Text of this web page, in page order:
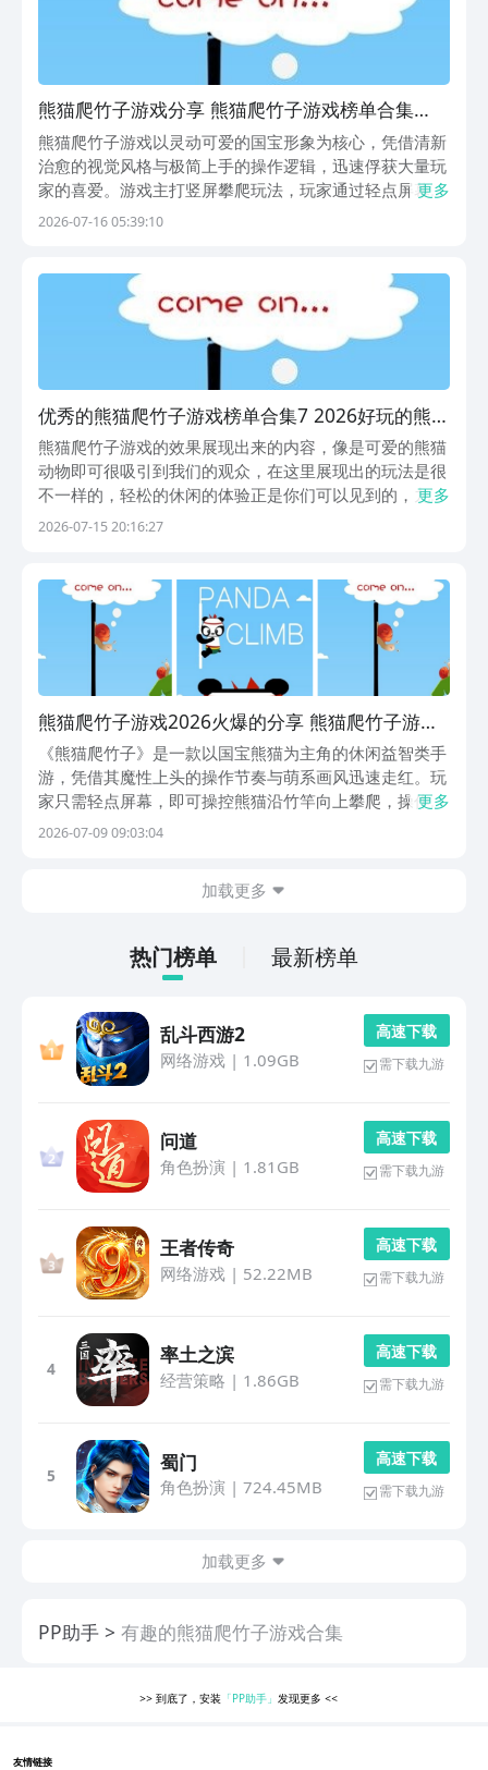
熊猫爬竹子游戏分享 熊猫爬竹子游戏榜单合集
2026
熊猫爬竹子游戏以灵动可爱的国宝形象为核心，凭借清新
治愈的视觉风格与极简上手的操作逻辑，迅速俘获大量玩
家的喜爱。游戏主打竖屏攀爬玩法，玩家通过轻点屏幕控
制熊猫逐节向上跃升，挑战极限高度。水墨淡彩的画面呈
更多
2026-07-16 05:39:10
优秀的熊猫爬竹子游戏榜单合集7 2026好玩的熊猫
爬竹子游戏before_2
熊猫爬竹子游戏的效果展现出来的内容，像是可爱的熊猫
动物即可很吸引到我们的观众，在这里展现出的玩法是很
不一样的，轻松的休闲的体验正是你们可以见到的，九游
app的手游福利是最优秀的，九游app是阿里巴巴灵犀互
更多
2026-07-15 20:16:27
熊猫爬竹子游戏2026火爆的分享 熊猫爬竹子游戏
最新版本本下载推荐
《熊猫爬竹子》是一款以国宝熊猫为主角的休闲益智类手
游，凭借其魔性上头的操作节奏与萌系画风迅速走红。玩
家只需轻点屏幕，即可操控熊猫沿竹竿向上攀爬，操作门
槛极低，但关卡设计充满挑战——竹节间随机出现蜗牛等
更多
2026-07-09 09:03:04
加载更多
热门榜单 最新榜单
乱斗西游2
网络游戏| 1.09GB
高 速 下 载
需下载九游
问道
角色扮演 | 1.81GB
高 速 下 载
需下载九游
王者传奇
网络游戏| 52.22MB
高 速 下 载
需下载九游
4
率土之滨
经营策略 | 1.86GB
高 速 下 载
需下载九游
5
蜀门
角色扮演 | 724.45MB
高 速 下 载
需下载九游
加载更多
PP助手 有趣的熊猫爬竹子游戏合集
>> 到底了，安装 「PP助手」发现更多<<
友情链接